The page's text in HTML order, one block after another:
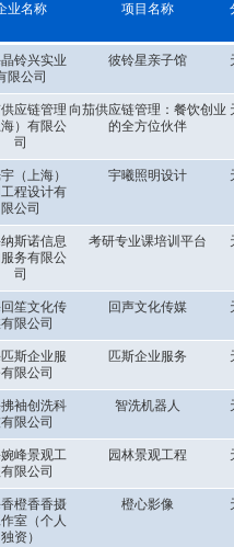
业名称 项目名称
铃兴实业
限公司
彼铃星亲子馆
应链管理
海）有限公
司
向茄供应链管理：餐饮创业
的全方位伙伴
（上海）
程设计有
限公司
宇曦照明设计
斯诺信息
务有限公
司
考研专业课培训平台
笙文化传
限公司
回声文化传媒
斯企业服
限公司
匹斯企业服务
袖创洗科
限公司
智洗机器人
峰景观工
限公司
园林景观工程
橙香香摄
室（个人
独资）
橙心影像